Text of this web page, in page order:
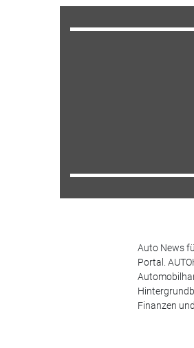
Auto News
Portal.
Finanzen